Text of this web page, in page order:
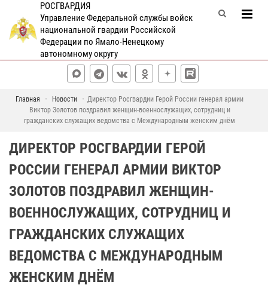
РОСГВАРДИЯ
Управление Федеральной службы войск
национальной гвардии Российской
Федерации по Ямало-Ненецкому
автономному округу
Главная Новости
Директор Росгвардии Герой России генерал армии
Виктор Золотов поздравил женщин-военнослужащих, сотрудниц и
гражданских служащих ведомства с Международным женским днём
ДИРЕКТОР РОСГВАРДИИ ГЕРОЙ
РОССИИ ГЕНЕРАЛ АРМИИ ВИКТОР
ЗОЛОТОВ ПОЗДРАВИЛ ЖЕНЩИН-
ВОЕННОСЛУЖАЩИХ, СОТРУДНИЦ И
ГРАЖДАНСКИХ СЛУЖАЩИХ
ВЕДОМСТВА С МЕЖДУНАРОДНЫМ
ЖЕНСКИМ ДНЁМ